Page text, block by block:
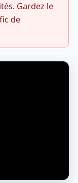
Gardez le
de